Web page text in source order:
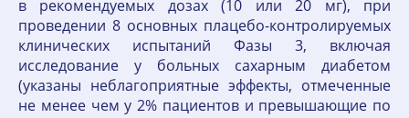
в рекомендуемых дозах (10 или 20 мг), при
проведении 8 основных плацебо-контролируемых
клинических испытаний Фазы 3, включая
исследование у больных сахарным диабетом
(указаны неблагоприятные эффекты, отмеченные
не менее чем у 2% пациентов и превышающие по